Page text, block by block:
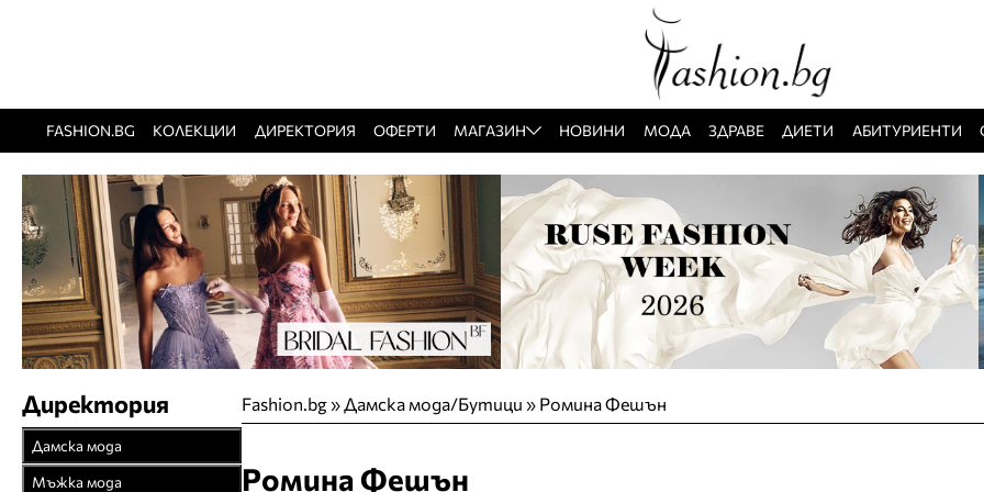
FASHION.BG КОЛЕКЦИИ ДИРЕКТОРИЯ ОФЕРТИ МАГАЗИН НОВИНИ МОДА ЗДРАВЕ ДИЕТИ АБИТУРИЕНТИ
Fashion.bg»Дамска мода/Бутици » Ромина Фешън
Ромина Фешън
Директория
Дамска мода
Връхни облекла
Мъжка мода